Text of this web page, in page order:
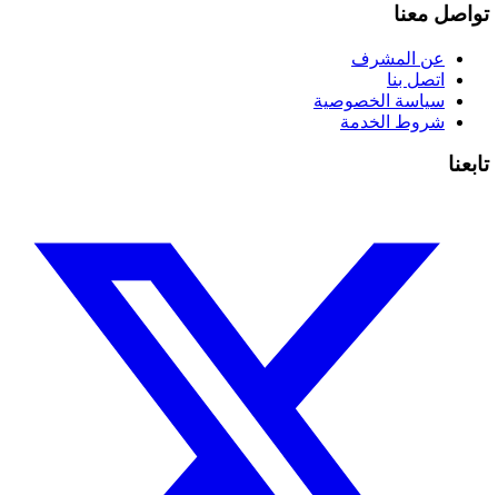
تواصل معنا
عن المشرف
اتصل بنا
سياسة الخصوصية
شروط الخدمة
تابعنا